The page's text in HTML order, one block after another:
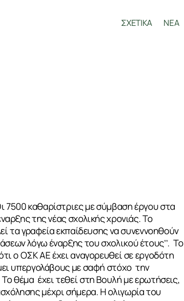
ΣΧΕΤΙΚΑ ΝΕΑ
καθαρίστριες με σύμβαση έργου στα
της νέας σχολικής χρονιάς. Το
τα γραφεία εκπαίδευσης να συνεννοηθούν
λόγω έναρξης του σχολικού έτους’’. Το
ο ΟΣΚ ΑΕ έχει αναγορευθεί σε εργοδότη
υπεργολάβους με σαφή στόχο την
θέμα έχει τεθεί στη Βουλή με ερωτήσεις,
μέχρι σήμερα. Η ολιγωρία του